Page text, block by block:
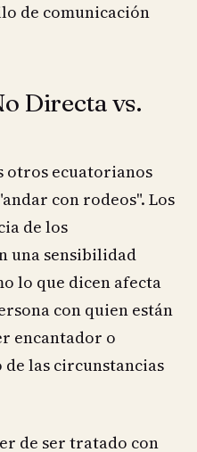
de comunicación
Directa vs.
otros ecuatorianos
con rodeos". Los
de los
una sensibilidad
lo que dicen afecta
con quien están
encantador o
las circunstancias
de ser tratado con